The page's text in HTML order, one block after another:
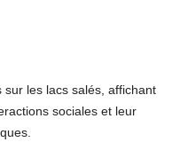
les lacs salés, affichant
sociales et leur